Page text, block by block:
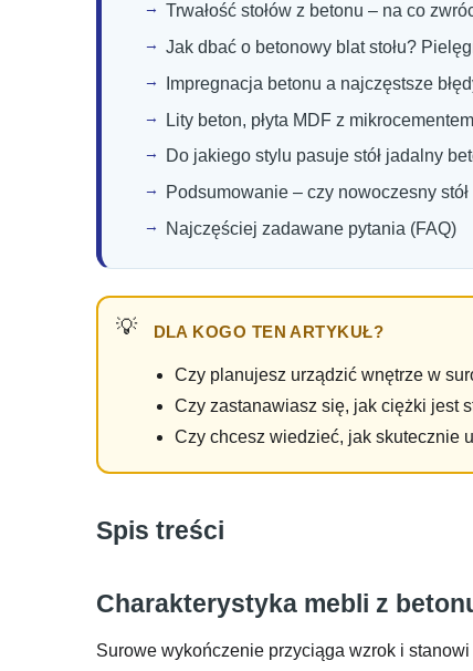
Trwałość stołów z betonu – na co
Jak dbać o betonowy blat stołu?
Impregnacja betonu a najczęstsze
Lity beton, płyta MDF z
Do jakiego stylu pasuje stół jadalny
Podsumowanie – czy nowoczesny
Najczęściej zadawane pytania (FAQ)
DLA KOGO TEN ARTYKUŁ?
Czy planujesz urządzić wnętrze w
Czy zastanawiasz się, jak ciężki jest
Czy chcesz wiedzieć, jak skutecznie
Spis treści
Charakterystyka mebli z
Surowe wykończenie przyciąga wzrok i